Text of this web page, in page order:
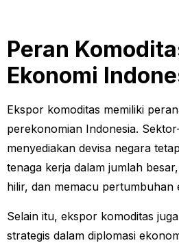
Peran
Ekonomi
Ekspor komoditas memiliki
perekonomian Indonesia.
menyediakan devisa negara
tenaga kerja dalam jumlah
hilir, dan memacu pertumbuhan
Selain itu, ekspor komoditas
strategis dalam diplomasi